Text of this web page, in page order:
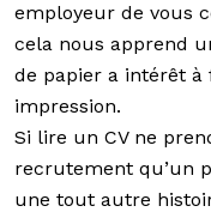
employeur de vous
cela nous apprend
de papier a intérêt
impression.
Si lire un CV ne
recrutement qu’un
une tout autre